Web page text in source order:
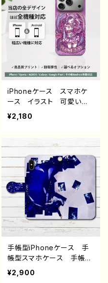
oid アンドロイド おすす
め 個性的 人気 イラス
トレーター 絵師 クリエ
イター オリジナル デザ
イン グッズ タイトル：脱
法寿司 作：んごミック G
-6
iPhoneケース スマホケ
ース イラスト 可愛い女
の子 かっこいい女子 お
しゃれ服 エモい ロッ
ンズ 高校生 男子 iP
UOS Xperia Googlep
ixel Android アンドロ
イド ケース ピアス タト
ゥー 黒髪 銀髪 白髪
ミニスカート 生足 フー
ド パーカー 個性的 お
すすめ 人気 イラストレ
ーター クリエイター タイ
トル：メデューサ 作：nero
¥2,180
手帳型iPhoneケース 手
帳型スマホケース 手帳
型 全機種対応 イラス
ト 男の子 かっこいい
¥2,900